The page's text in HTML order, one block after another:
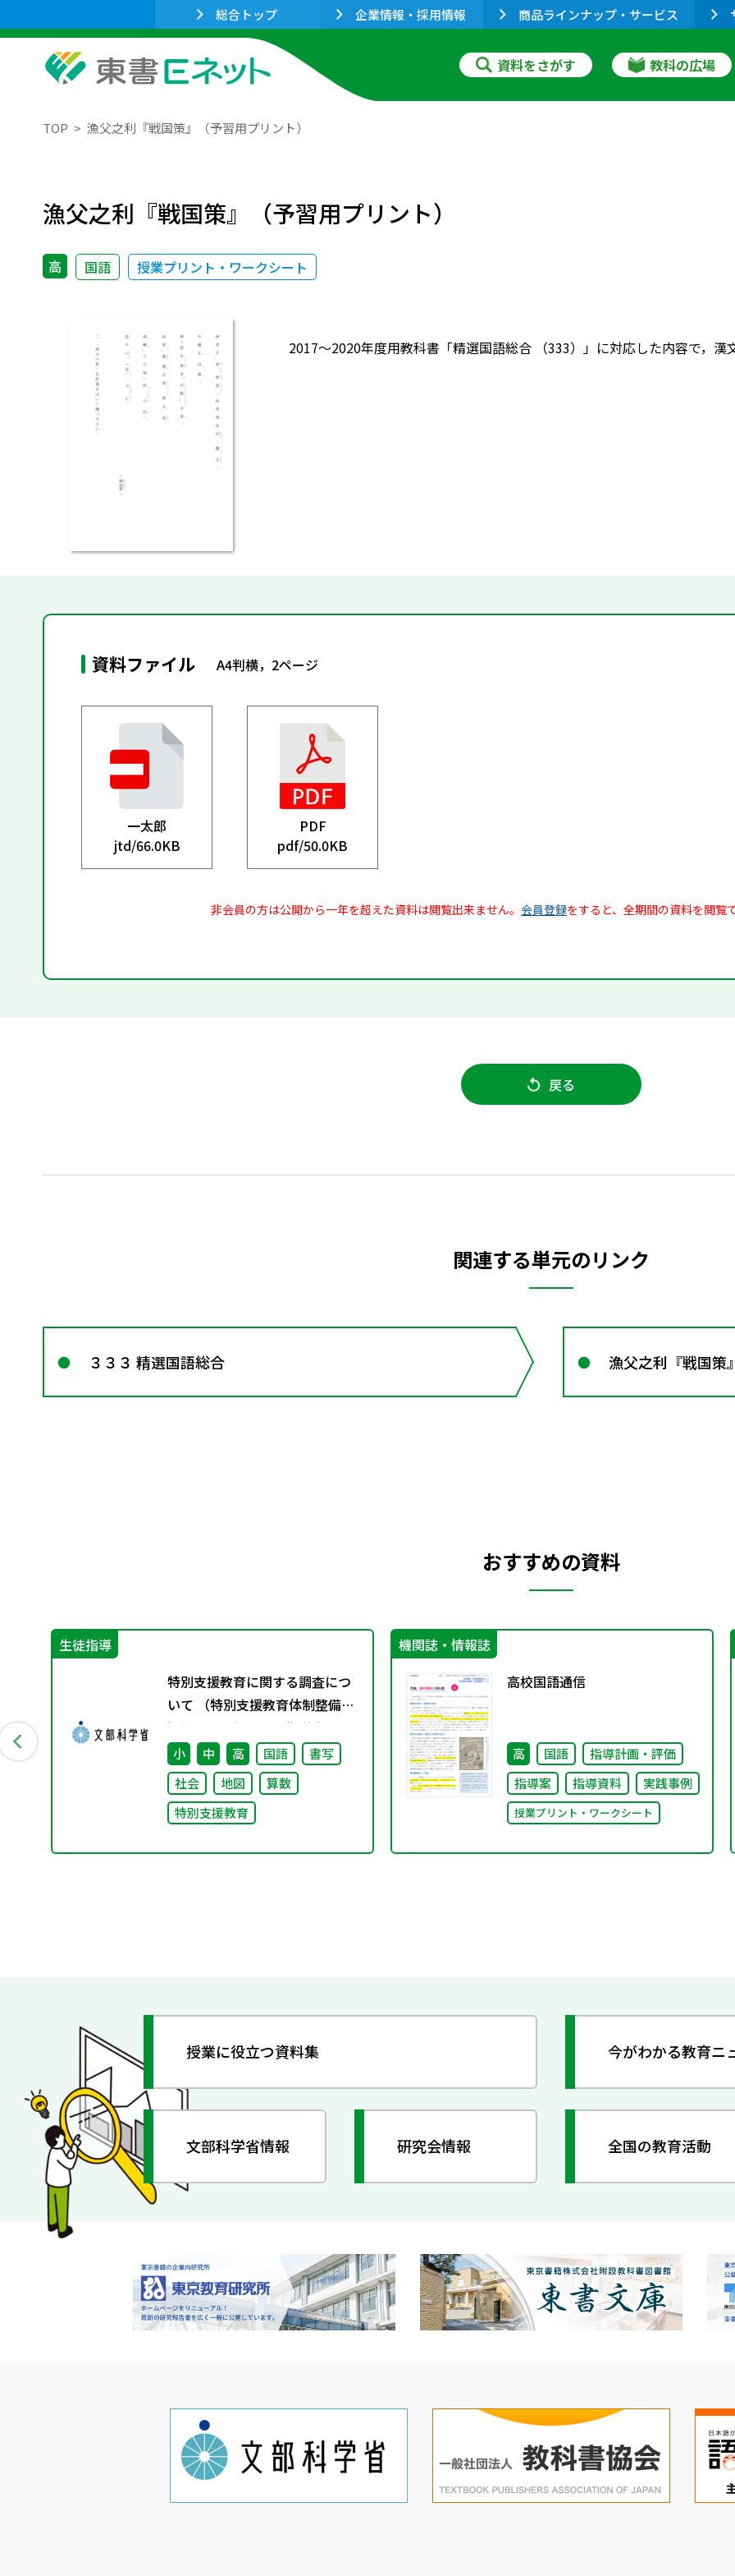
総合トップ 企業情報・採用情報 商品ラインナップ・サービス
資料をさがす 教科の広場
TOP 漁父之利『戦国策』（予習用プリント）
漁父之利『戦国策』（予習用プリント）
高 国語 授業プリント・ワークシート
2017～2020年度用教科書「精選国語総合 （333）」に対応した内容で，漢
資料ファイル A4判横，2ページ
一太郎
jtd/66.0KB
PDF
pdf/50.0KB
非会員の方は公開から一年を超えた資料は閲覧出来ません。 会員登録をすると、全期間の資料を閲覧
戻る
関連する単元のリンク
３３３ 精選国語総合 漁父之利『戦国策
おすすめの資料
生徒指導
特別支援教育に関する調査につ
いて （特別支援教育体制整備状
況調査、通級による指導実施状
況調査）
小 中 高 国語
書写
社会
地図
算数
特別支援教育
機関誌・情報誌
高校国語通信
高 国語
指導計画・評価
指導案
指導資料 実践事例
授業プリント・ワークシート
授業に役立つ資料集 今がわかる教育ニ
文部科学省情報 研究会情報 全国の教育活動